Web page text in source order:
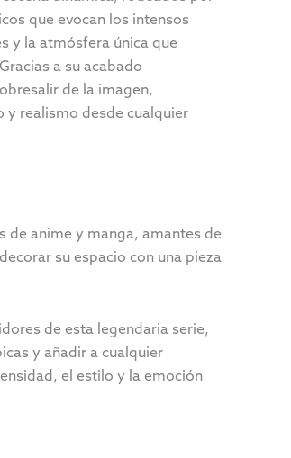
que evocan los intensos
y la atmósfera única que
a su acabado
de la imagen,
y realismo desde cualquier
de anime y manga, amantes de
su espacio con una pieza
de esta legendaria serie,
y añadir a cualquier
el estilo y la emoción